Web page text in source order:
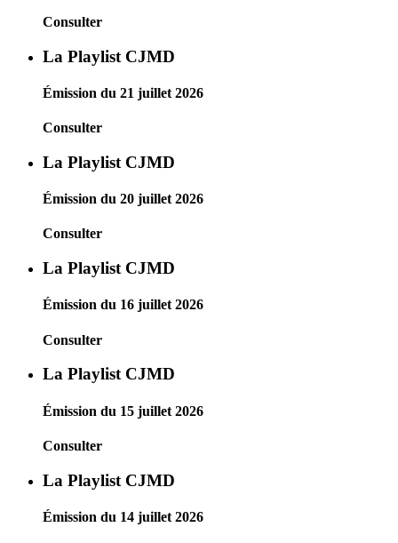
Consulter
La Playlist CJMD
Émission du 21 juillet 2026
Consulter
La Playlist CJMD
Émission du 20 juillet 2026
Consulter
La Playlist CJMD
Émission du 16 juillet 2026
Consulter
La Playlist CJMD
Émission du 15 juillet 2026
Consulter
La Playlist CJMD
Émission du 14 juillet 2026